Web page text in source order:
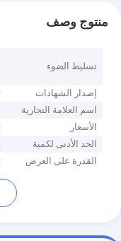
منتوج وصف
تسليط الضوء
إصدار الشهادات
اسم العلامة التجارية
الأسعار
الحد الأدنى لكمية
القدرة على العرض